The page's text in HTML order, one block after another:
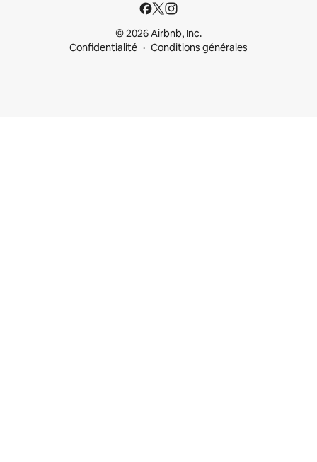
© 2026 Airbnb, Inc.
Confidentialité
Conditions générales